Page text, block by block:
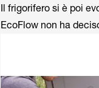
Il frigorifero si è poi
EcoFlow non ha